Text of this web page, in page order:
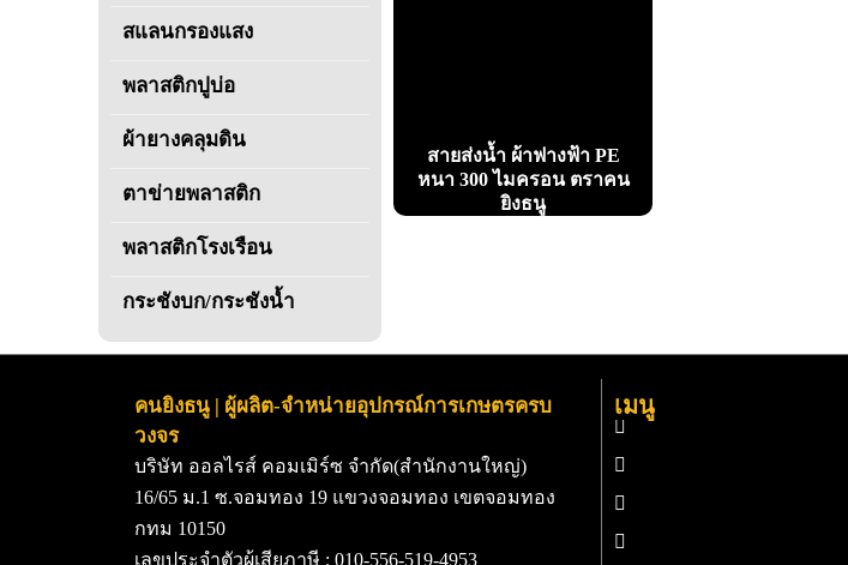
สแลนกรองแสง
พลาสติกปูบ่อ
ผ้ายางคลุมดิน
ตาข่ายพลาสติก
พลาสติกโรงเรือน
กระชังบก/กระชังน้ำ
สายส่งน้ำ ผ้าฟางฟ้า PE
หนา 300 ไมครอน ตราคน
ยิงธนู
คนยิงธนู | ผู้ผลิต-จำหน่ายอุปกรณ์การเกษตรครบ
วงจร
บริษัท ออลไรส์ คอมเมิร์ซ จำกัด(สำนักงานใหญ่)
16/65 ม.1 ซ.จอมทอง 19 แขวงจอมทอง เขตจอมทอง
กทม 10150
เลขประจำตัวผู้เสียภาษี : 010-556-519-4953
เมนู